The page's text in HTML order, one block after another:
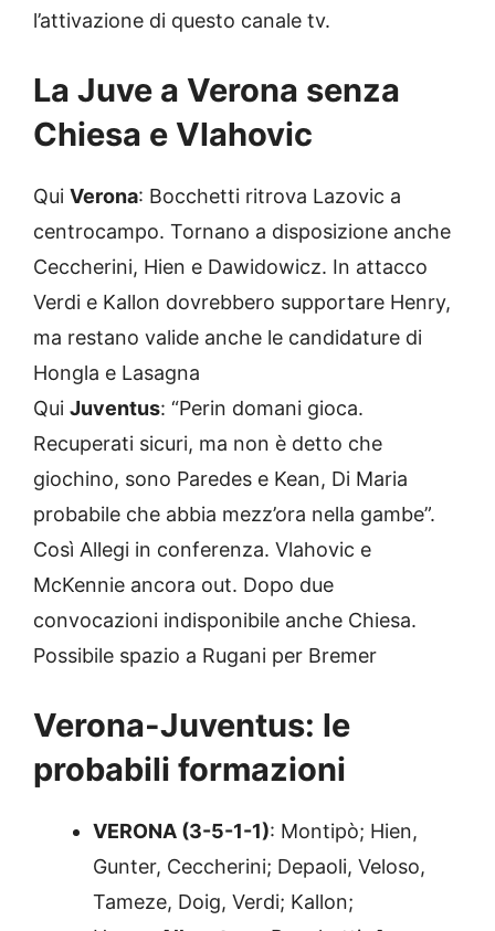
l’attivazione di questo canale tv.
La Juve a Verona senza
Chiesa e Vlahovic
Qui Verona: Bocchetti ritrova Lazovic a
centrocampo. Tornano a disposizione anche
Ceccherini, Hien e Dawidowicz. In attacco
Verdi e Kallon dovrebbero supportare Henry,
ma restano valide anche le candidature di
Hongla e Lasagna
Qui Juventus: “Perin domani gioca.
Recuperati sicuri, ma non è detto che
giochino, sono Paredes e Kean, Di Maria
probabile che abbia mezz’ora nella gambe”.
Così Allegi in conferenza. Vlahovic e
McKennie ancora out. Dopo due
convocazioni indisponibile anche Chiesa.
Possibile spazio a Rugani per Bremer
Verona-Juventus: le
probabili formazioni
VERONA (3-5-1-1): Montipò; Hien,
Gunter, Ceccherini; Depaoli, Veloso,
Tameze, Doig, Verdi; Kallon;